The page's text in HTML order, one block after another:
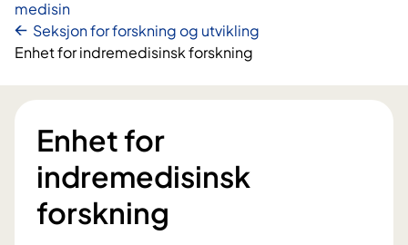
medisin
Seksjon for forskning og utvikling
Enhet for indremedisinsk forskning
Enhet for
indremedisinsk
forskning